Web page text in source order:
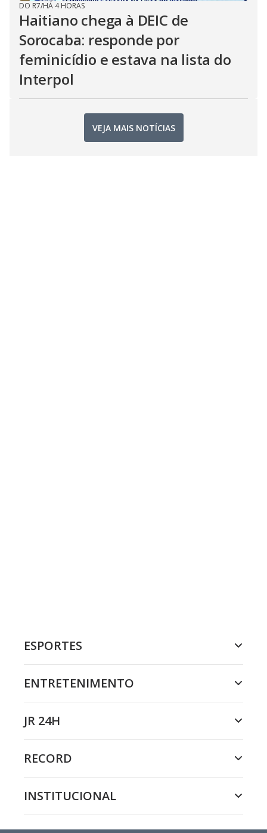
DO R7/HÁ 4 HORAS
Haitiano chega à DEIC de
Sorocaba: responde por
feminicídio e estava na lista do
Interpol
VEJA MAIS NOTÍCIAS
ESPORTES
ENTRETENIMENTO
JR 24H
RECORD
INSTITUCIONAL